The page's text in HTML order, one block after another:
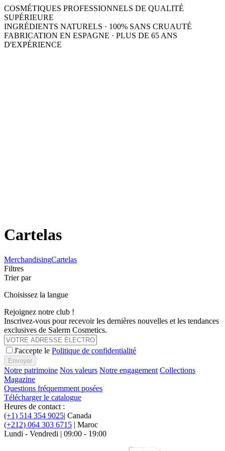
COSMÉTIQUES PROFESSIONNELS DE QUALITÉ
SUPÉRIEURE
INGRÉDIENTS NATURELS · 100% SANS CRUAUTÉ
FABRICATION EN ESPAGNE · PLUS DE 65 ANS
D'EXPÉRIENCE
Cartelas
MerchandisingCartelas
Filtres
Trier par
Choisissez la langue
Rejoignez notre club !
Inscrivez-vous pour recevoir les dernières nouvelles et les tendances
exclusives de Salerm Cosmetics.
J'accepte le Politique de confidentialité
Envoyer
Notre patrimoine Nos valeurs Notre engagement Collections
Magazine
Questions fréquemment posées
Télécharger le catalogue
Heures de contact :
(+1) 514 354 9025| Canada
(+212) 064 303 6715 | Maroc
Lundi - Vendredi | 09:00 - 19:00